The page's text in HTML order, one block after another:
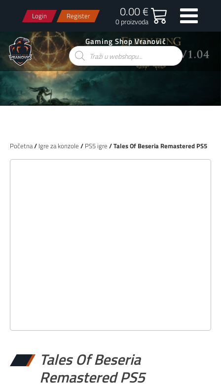
Login Register 0.00 €
0 proizvoda
Gaming Shop Vranović
Products
search
Početna/ Igre za konzole / PS5 igre / Tales Of Beseria Remastered PS5
Tales Of Beseria
Remastered PS5